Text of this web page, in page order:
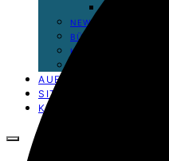
NEWS
BÜRGERZETTEL
KOMMUNALWAHL 2024
AUERSMACHER
SITTERSWALD
KLEINBLITTERSDORF